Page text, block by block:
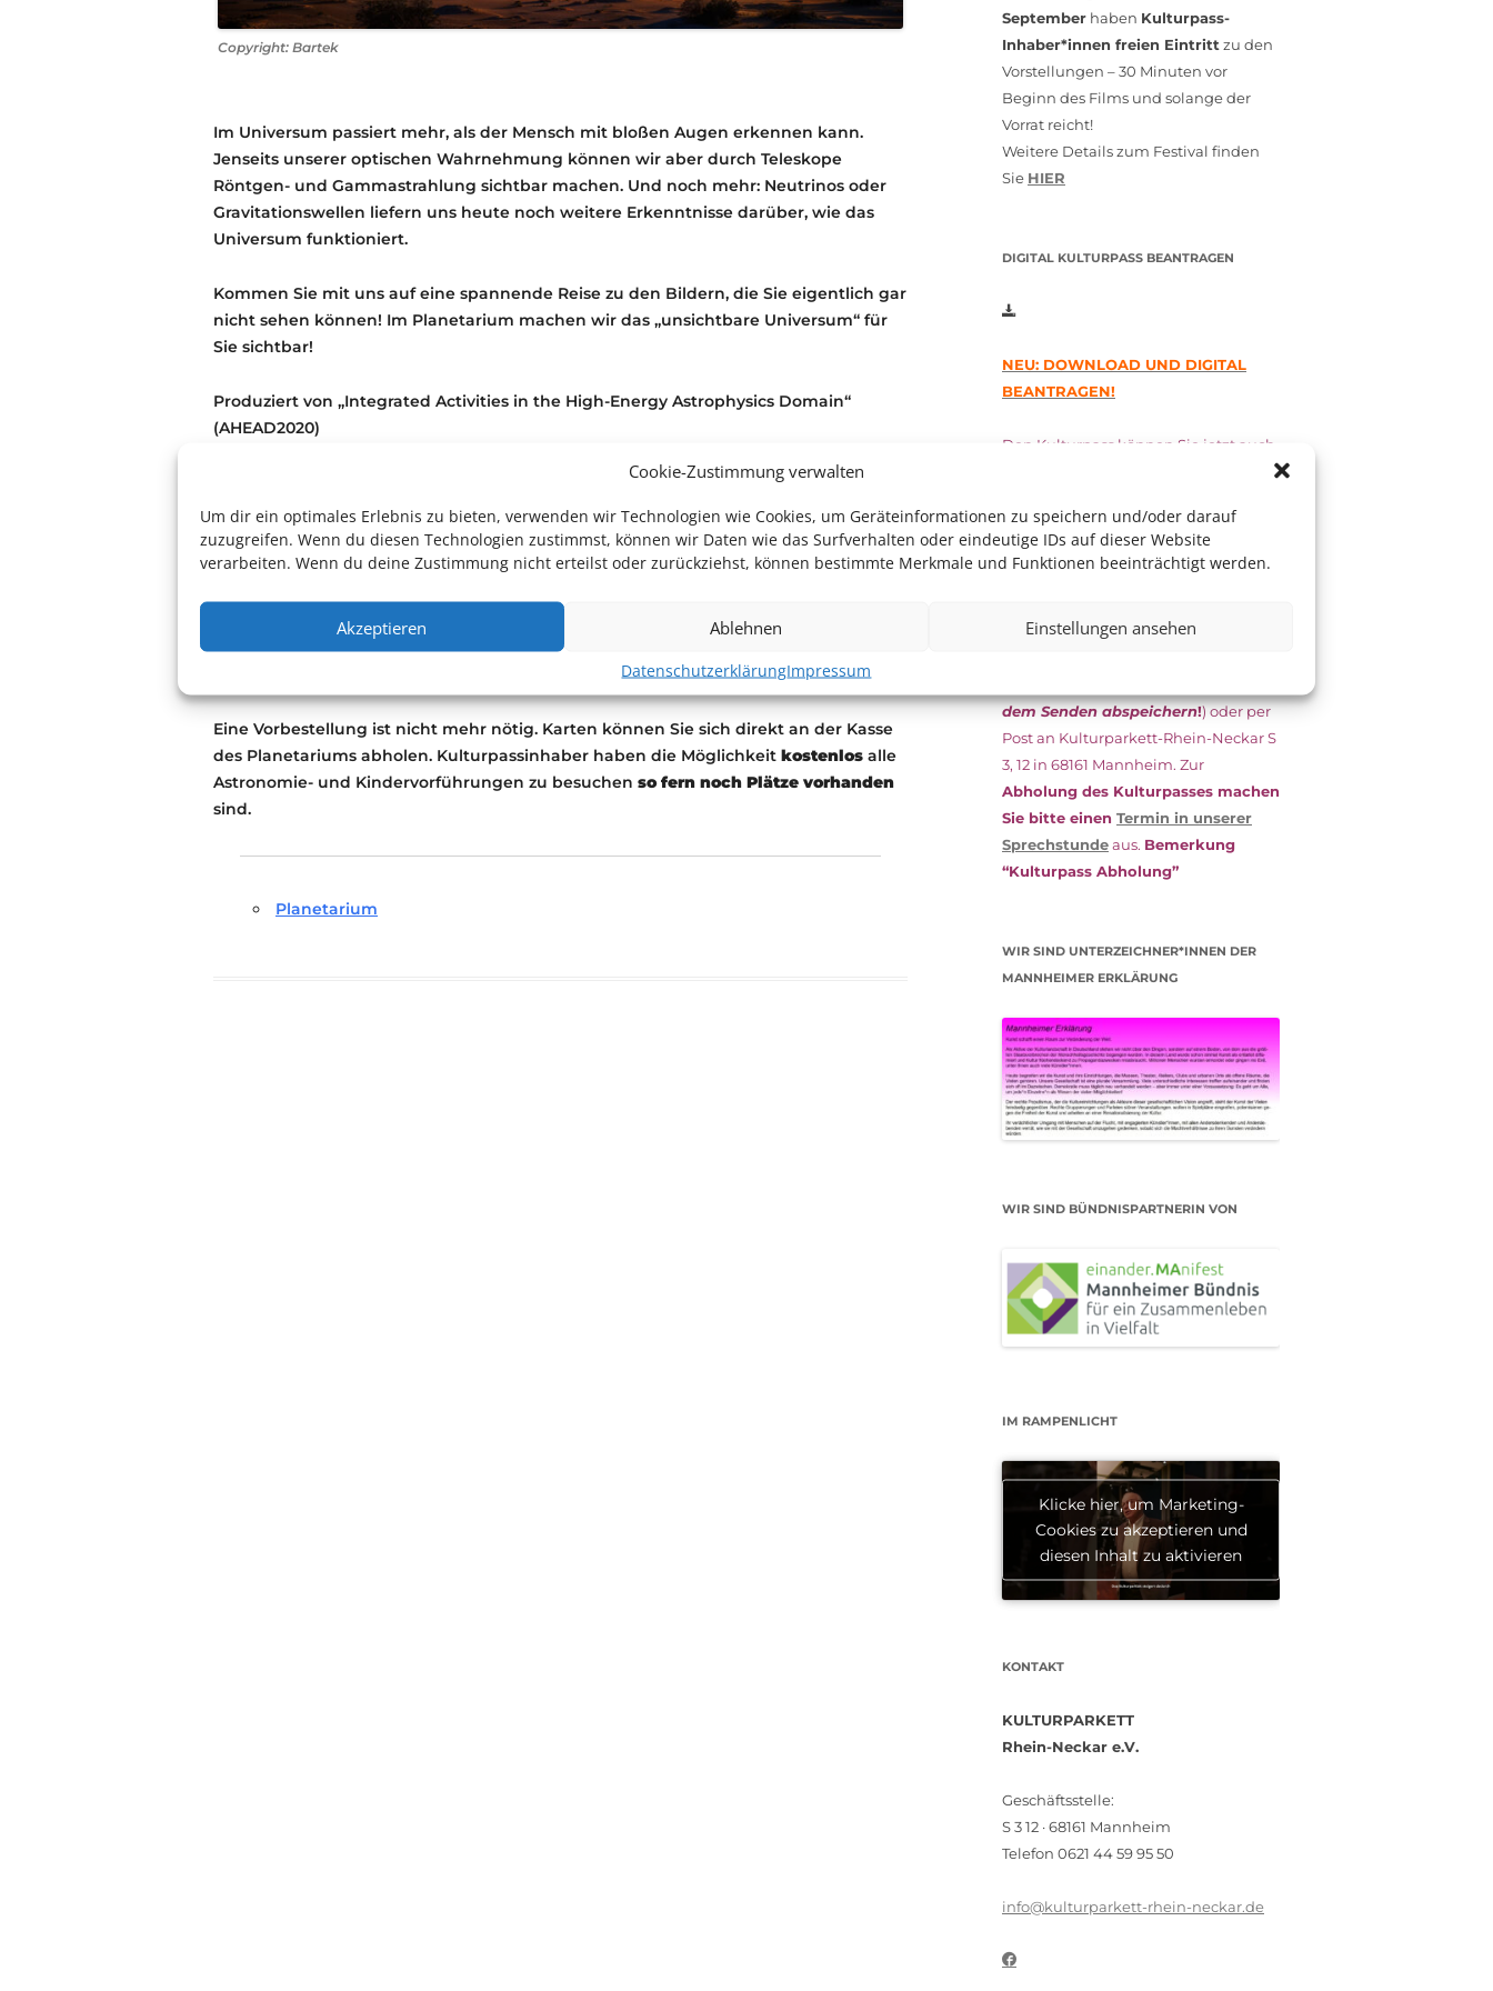
Cookie-Zustimmung verwalten
Um dir ein optimales Erlebnis zu bieten, verwenden wir Technologien wie Cookies, um Geräteinformationen zu speichern und/oder darauf
zuzugreifen. Wenn du diesen Technologien zustimmst, können wir Daten wie das Surfverhalten oder eindeutige IDs auf dieser Website
verarbeiten. Wenn du deine Zustimmung nicht erteilst oder zurückziehst, können bestimmte Merkmale und Funktionen beeinträchtigt werden.
Akzeptieren Ablehnen Einstellungen ansehen
DatenschutzerklärungImpressum
Copyright: Bartek
Im Universum passiert mehr, als der Mensch mit bloßen Augen erkennen kann.
Jenseits unserer optischen Wahrnehmung können wir aber durch Teleskope
Röntgen- und Gammastrahlung sichtbar machen. Und noch mehr: Neutrinos oder
Gravitationswellen liefern uns heute noch weitere Erkenntnisse darüber, wie das
Universum funktioniert.
Kommen Sie mit uns auf eine spannende Reise zu den Bildern, die Sie eigentlich gar
nicht sehen können! Im Planetarium machen wir das „unsichtbare Universum“ für
Sie sichtbar!
Produziert von „Integrated Activities in the High-Energy Astrophysics Domain“
(AHEAD2020)
Mit einer live moderierten Einleitung zum aktuellen Nachthimmel unter
Verwendung des Sternenprojektors
Dauer: ca. 50 Minuten
Eine Vorbestellung ist nicht mehr nötig. Karten können Sie sich direkt an der Kasse
des Planetariums abholen. Kulturpassinhaber haben die Möglichkeit kostenlos alle
Astronomie- und Kindervorführungen zu besuchen so fern noch Plätze vorhanden
sind.
Planetarium
September haben Kulturpass-
Inhaber*innen freien Eintritt zu den
Vorstellungen – 30 Minuten vor
Beginn des Films und solange der
Vorrat reicht!
Weitere Details zum Festival finden
Sie HIER
DIGITAL KULTURPASS BEANTRAGEN
NEU: DOWNLOAD UND DIGITAL
BEANTRAGEN!
Den Kulturpass können Sie jetzt auch
esunterschriebenzusammen mit
dem aktuellen
(Bürgergeld/
das Kulturparkett zurück: Per E-Mail
dem Senden abspeichern!) oder per
Post an Kulturparkett-Rhein-Neckar S
3, 12 in 68161 Mannheim. Zur
Abholung des Kulturpasses machen
Sie bitte einen Termin in unserer
Sprechstundeaus. Bemerkung
“Kulturpass Abholung”
WIR SIND UNTERZEICHNER*INNEN DER
MANNHEIMER ERKLÄRUNG
WIR SIND BÜNDNISPARTNERIN VON
IM RAMPENLICHT
Klicke hier, um Marketing-
Cookies zu akzeptieren und
diesen Inhalt zu aktivieren
KONTAKT
KULTURPARKETT
Rhein-Neckar e.V.
Geschäftsstelle:
S 3 12 · 68161 Mannheim
Telefon 0621 44 59 95 50
info@kulturparkett-rhein-neckar.de